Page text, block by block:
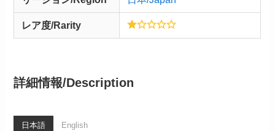
レア度/Rarity
詳細情報/Description
日本語 English